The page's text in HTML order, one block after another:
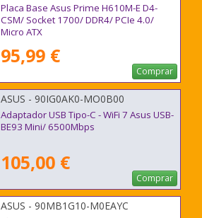
Placa Base Asus Prime H610M-E D4-
CSM/ Socket 1700/ DDR4/ PCIe 4.0/
Micro ATX
95,99 €
Comprar
ASUS - 90IG0AK0-MO0B00
Adaptador USB Tipo-C - WiFi 7 Asus USB-
BE93 Mini/ 6500Mbps
105,00 €
Comprar
ASUS - 90MB1G10-M0EAYC